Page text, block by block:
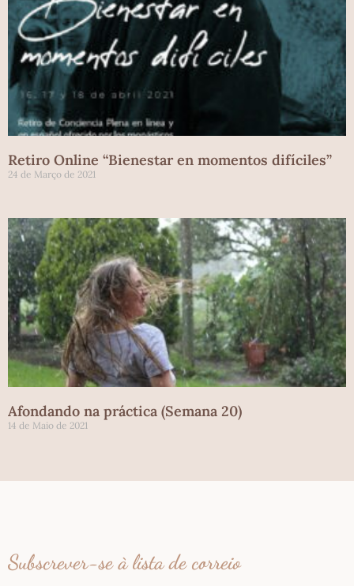
Retiro Online “Bienestar en momentos difíciles”
24 de Março de 2021
Afondando na práctica (Semana 20)
14 de Maio de 2021
Subscrever-se à lista de correio